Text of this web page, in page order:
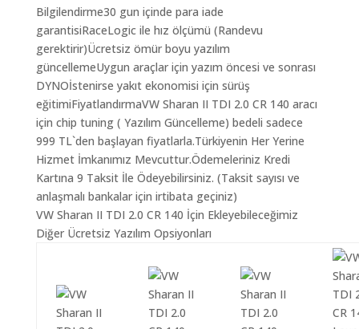
Bilgilendirme30 gun içinde para iade
garantisiRaceLogic ile hız ölçümü (Randevu
gerektirir)Ücretsiz ömür boyu yazılım
güncellemeUygun araçlar için yazım öncesi ve sonrası
DYNOİstenirse yakıt ekonomisi için sürüş
eğitimiFiyatlandırmaVW Sharan II TDI 2.0 CR 140 aracı
için chip tuning ( Yazılım Güncelleme) bedeli sadece
999 TL`den başlayan fiyatlarla.Türkiyenin Her Yerine
Hizmet İmkanımız Mevcuttur.Ödemeleriniz Kredi
Kartına 9 Taksit İle Ödeyebilirsiniz. (Taksit sayısı ve
anlaşmalı bankalar için irtibata geçiniz)
VW Sharan II TDI 2.0 CR 140 İçin Ekleyebileceğimiz
Diğer Ücretsiz Yazılım Opsiyonları